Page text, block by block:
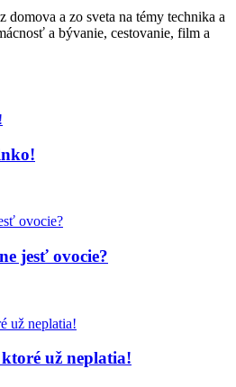
domova a zo sveta na témy technika a
a bývanie, cestovanie, film a
jesť ovocie?
už neplatia!